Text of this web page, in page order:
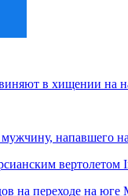
в хищении на
мужчину, напавшего
вертолетом
на переходе на